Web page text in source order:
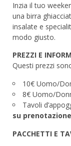
Inzia il tuo
una birra
insalate e
modo giusto.
PREZZI E
Questi prezzi
10€ Uomo/
8€ Uomo/
Tavoli
su prenotazione
PACCHETTI E